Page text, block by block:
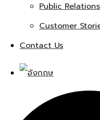
Public Relations
Customer
Contact Us